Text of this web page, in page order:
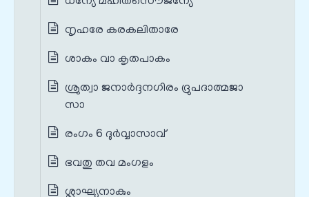
നൃഹരേ കരകലിതാരേ
ശാകം വാ കൃതപാകം
ശ്രുത്വാ ജനാര്‍ദ്ദനഗിരം ദ്രുപദാത്മജാ
സാ
രംഗം 6 ദുർവ്വാസാവ്
ഭവതു തവ മംഗളം
ശ്ലാഘ്യനാകും